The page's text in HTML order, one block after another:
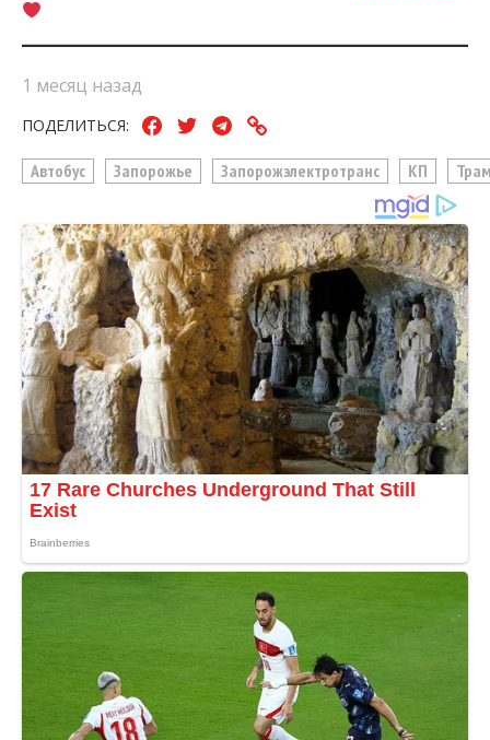
1 месяц назад
ПОДЕЛИТЬСЯ:
Автобус Запорожье Запорожэлектротранс КП